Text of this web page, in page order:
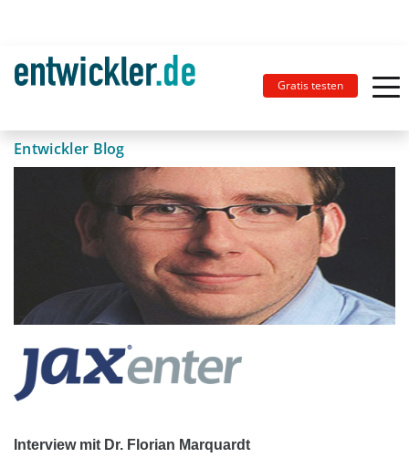
Gratis testen
Entwickler Blog
Interview mit Dr. Florian Marquardt